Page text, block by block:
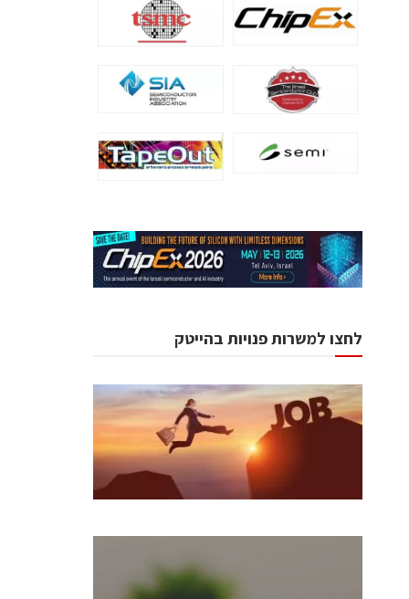
לחצו למשרות פנויות בהייטק